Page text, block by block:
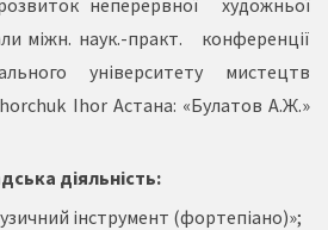
неперервної художньої
міжн. наук.-практ. конференції
університету мистецтв
Ihor Астана: «Булатов А.Ж.»
діяльність:
інструмент (фортепіано)»;